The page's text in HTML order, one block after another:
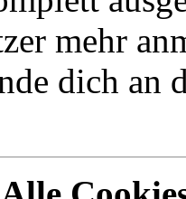
mehr
dich